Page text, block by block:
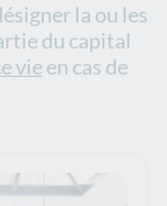
la ou les
du capital
vieen cas de